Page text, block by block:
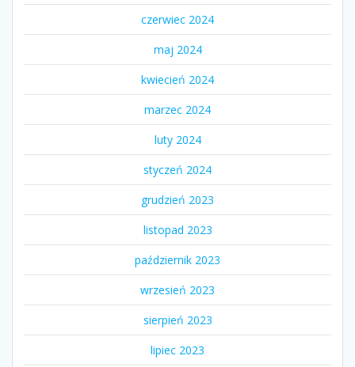
czerwiec 2024
maj 2024
kwiecień 2024
marzec 2024
luty 2024
styczeń 2024
grudzień 2023
listopad 2023
październik 2023
wrzesień 2023
sierpień 2023
lipiec 2023